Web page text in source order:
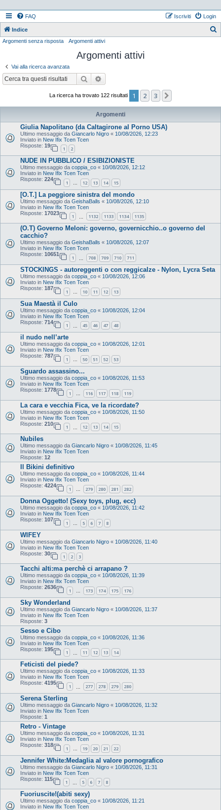
FAQ Login
Iscriviti
Indice
Argomenti senza risposta Argomenti attivi
Argomenti attivi
Vai alla ricerca avanzata
Cerca
La ricerca ha trovato 122 risultati 1 2 3
Argomenti
Giulia Napolitano (da Caltagirone al Porno USA)
Ultimo messaggio da Giancarlo Nigro « 10/08/2026, 12:23
Inviato in New Ifix Tcen Tcen
Risposte: 19
1 2
NUDE IN PUBBLICO / ESIBIZIONISTE
Ultimo messaggio da coppia_co « 10/08/2026, 12:12
Inviato in New Ifix Tcen Tcen
Risposte: 224
1 … 12 13 14 15
[O.T.] La peggiore sinistra del mondo
Ultimo messaggio da GeishaBalls « 10/08/2026, 12:10
Inviato in New Ifix Tcen Tcen
Risposte: 17023
1 1132 1133 1134 1135
(O.T) Governo Meloni: governo, governicchio..o governo del
cacchio?
Ultimo messaggio da GeishaBalls « 10/08/2026, 12:07
Inviato in New Ifix Tcen Tcen
Risposte: 10651
1 708 709 710 711
STOCKINGS - autoreggenti o con reggicalze - Nylon, Lycra Seta
Ultimo messaggio da coppia_co « 10/08/2026, 12:06
Inviato in New Ifix Tcen Tcen
Risposte: 187
1 … 10 11 12 13
Sua Maestà il Culo
Ultimo messaggio da coppia_co « 10/08/2026, 12:04
Inviato in New Ifix Tcen Tcen
Risposte: 714
1 45 46 47 48
il nudo nell’arte
Ultimo messaggio da coppia_co « 10/08/2026, 12:01
Inviato in New Ifix Tcen Tcen
Risposte: 787
1 … 50 51 52 53
Sguardo assassino...
Ultimo messaggio da coppia_co « 10/08/2026, 11:53
Inviato in New Ifix Tcen Tcen
Risposte: 1778
1 … 116 117 118 119
La cara e vecchia Fica, ve la ricordate?
Ultimo messaggio da coppia_co « 10/08/2026, 11:50
Inviato in New Ifix Tcen Tcen
Risposte: 210
1 12 13 14 15
Nubiles
Ultimo messaggio da Giancarlo Nigro « 10/08/2026, 11:45
Inviato in New Ifix Tcen Tcen
Risposte: 12
Il Bikini definitivo
Ultimo messaggio da coppia_co « 10/08/2026, 11:44
Inviato in New Ifix Tcen Tcen
Risposte: 4224
1 … 279 280 281 282
Donna Oggetto! (Sexy toys, plug, ecc)
Ultimo messaggio da coppia_co « 10/08/2026, 11:42
Inviato in New Ifix Tcen Tcen
Risposte: 107
1 … 5 6 7 8
WIFEY
Ultimo messaggio da Giancarlo Nigro « 10/08/2026, 11:40
Inviato in New Ifix Tcen Tcen
Risposte: 30
1 2 3
Tacchi alti:ma perchè ci arrapano ?
Ultimo messaggio da coppia_co « 10/08/2026, 11:39
Inviato in New Ifix Tcen Tcen
Risposte: 2636
1 … 173 174 175 176
Sky Wonderland
Ultimo messaggio da Giancarlo Nigro « 10/08/2026, 11:37
Inviato in New Ifix Tcen Tcen
Risposte: 3
Sesso e Cibo
Ultimo messaggio da coppia_co « 10/08/2026, 11:36
Inviato in New Ifix Tcen Tcen
Risposte: 195
1 11 12 13 14
Feticisti del piede?
Ultimo messaggio da coppia_co « 10/08/2026, 11:33
Inviato in New Ifix Tcen Tcen
Risposte: 4195
1 277 278 279 280
Serena Sterling
Ultimo messaggio da Giancarlo Nigro « 10/08/2026, 11:32
Inviato in New Ifix Tcen Tcen
Risposte: 1
Retro - Vintage
Ultimo messaggio da coppia_co « 10/08/2026, 11:31
Inviato in New Ifix Tcen Tcen
Risposte: 318
1 … 19 20 21 22
Jennifer White:Medaglia al valore pornografico
Ultimo messaggio da Giancarlo Nigro « 10/08/2026, 11:31
Inviato in New Ifix Tcen Tcen
Risposte: 115
1 5 6 7 8
Fuoriuscite!(abiti sexy)
Ultimo messaggio da coppia_co « 10/08/2026, 11:21
Inviato in New Ifix Tcen Tcen